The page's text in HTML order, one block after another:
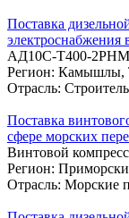
Поставка
АД10С-Т400-
Регион: Камышлы,
Отрасль:
Поставка
сфере морских
Винтовой
Регион:
Отрасль: Морские